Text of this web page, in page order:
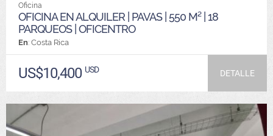
Oficina
OFICINA EN ALQUILER | PAVAS | 550 M² | 18
PARQUEOS | OFICENTRO
En: Costa Rica
US$10,400 USD DETALLE